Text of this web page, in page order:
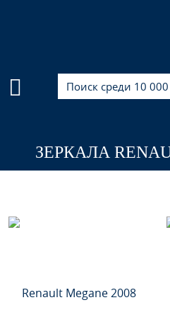
ЗЕРКАЛА
Renault Megane 2008